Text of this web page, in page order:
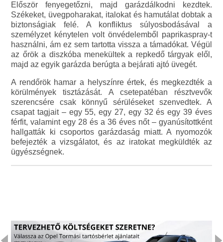
Először fenyegetőzni, majd garázdálkodni kezdtek.
Székeket, üvegpoharakat, italokat és hamutálat dobtak a
biztonságiak felé. A konfliktus súlyosbodásával a
személyzet kénytelen volt önvédelemből paprikaspray-t
használni, ám ez sem tartotta vissza a támadókat. Végül
az őrök a diszkóba menekültek a repkedő tárgyak elől,
majd az egyik garázda berúgta a bejárati ajtó üvegét.
A rendőrök hamar a helyszínre értek, és megkezdték a
körülmények tisztázását. A csetepatéban résztvevők
szerencsére csak könnyű sérüléseket szenvedtek. A
csapat tagjait – egy 55, egy 27, egy 32 és egy 39 éves
férfit, valamint egy 28 és a 36 éves nőt – gyanúsítottként
hallgatták ki csoportos garázdaság miatt. A nyomozók
befejezték a vizsgálatot, és az iratokat megküldték az
ügyészségnek.